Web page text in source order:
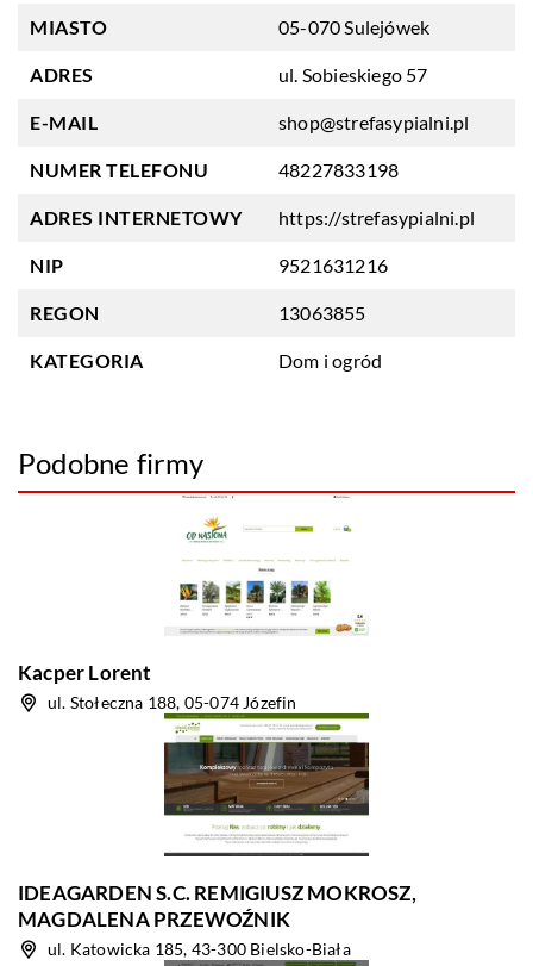
MIASTO 05-070 Sulejówek
ADRES ul. Sobieskiego 57
E-MAIL shop@strefasypialni.pl
NUMER TELEFONU 48227833198
ADRES INTERNETOWY https://strefasypialni.pl
NIP 9521631216
REGON 13063855
KATEGORIA Dom i ogród
Podobne firmy
Kacper Lorent
ul. Stołeczna 188, 05-074 Józefin
IDEAGARDEN S.C. REMIGIUSZ MOKROSZ,
MAGDALENA PRZEWOŹNIK
ul. Katowicka 185, 43-300 Bielsko-Biała